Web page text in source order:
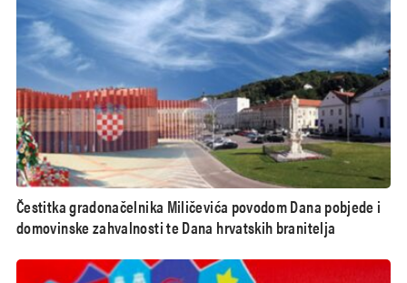
Čestitka gradonačelnika Miličevića povodom Dana pobjede i
domovinske zahvalnosti te Dana hrvatskih branitelja